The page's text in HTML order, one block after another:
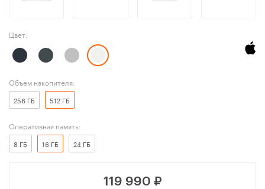
Цвет:
Объем накопителя:
256 ГБ 512 ГБ
Оперативная память:
8 ГБ 16 ГБ 24 ГБ
119 990 ₽